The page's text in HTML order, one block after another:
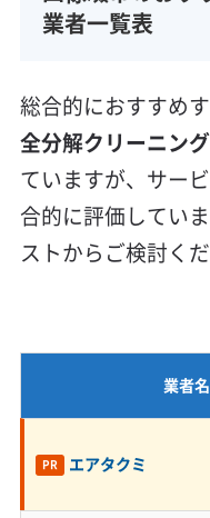
して、ホコリ
す。そのため
で、内部まで物
浄」が不可欠です
四條畷市の平野部
油分が内部のア
弾くためのコーテ
資格保有スタッフ
保証付き アフターフ
エコ洗剤使用
アレル
利便性・サービス (12)
業者一覧表
総合的におすすめ
全分解クリーニン
ていますが、サー
合的に評価してい
ストからご検討くだ
業者名
PR エアタクミ